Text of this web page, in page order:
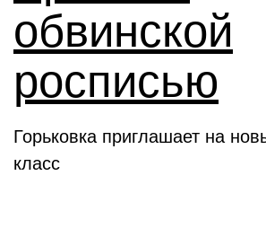
обвинской
росписью
Горьковка приглашает на
класс